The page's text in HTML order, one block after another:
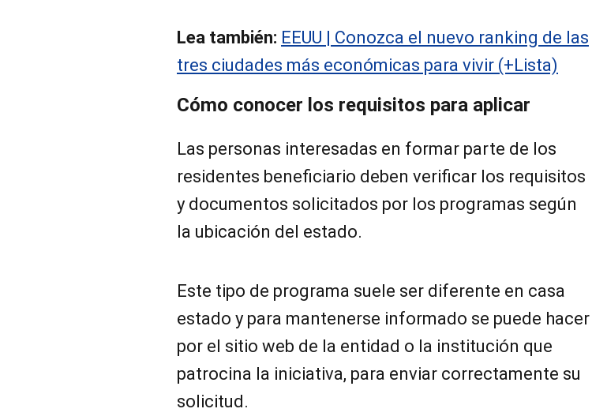
Lea también: EEUU | Conozca el nuevo ranking de las
tres ciudades más económicas para vivir (+Lista)
Cómo conocer los requisitos para aplicar
Las personas interesadas en formar parte de los
residentes beneficiario deben verificar los requisitos
y documentos solicitados por los programas según
la ubicación del estado.
Este tipo de programa suele ser diferente en casa
estado y para mantenerse informado se puede hacer
por el sitio web de la entidad o la institución que
patrocina la iniciativa, para enviar correctamente su
solicitud.